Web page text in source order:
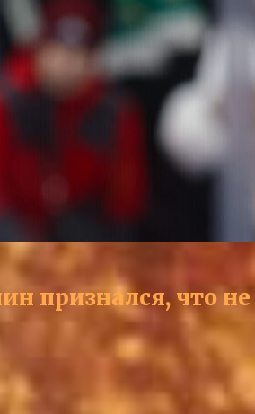
признался, что